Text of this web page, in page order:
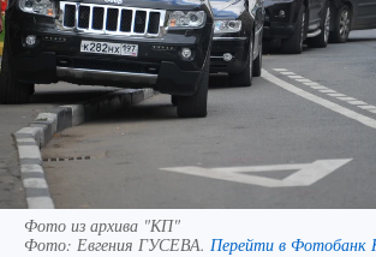
Фото из архива "КП"
Фото: Евгения ГУСЕВА. Перейти в Фотобанк